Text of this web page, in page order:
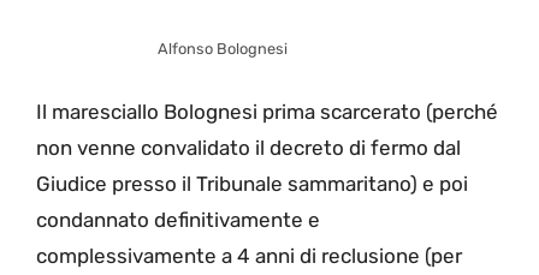
Alfonso Bolognesi
Il maresciallo Bolognesi prima scarcerato (perché
non venne convalidato il decreto di fermo dal
Giudice presso il Tribunale sammaritano) e poi
condannato definitivamente e
complessivamente a 4 anni di reclusione (per